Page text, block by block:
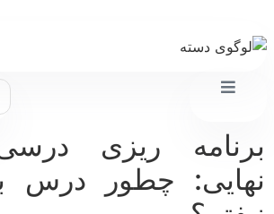
ریزی درسی
چطور درس